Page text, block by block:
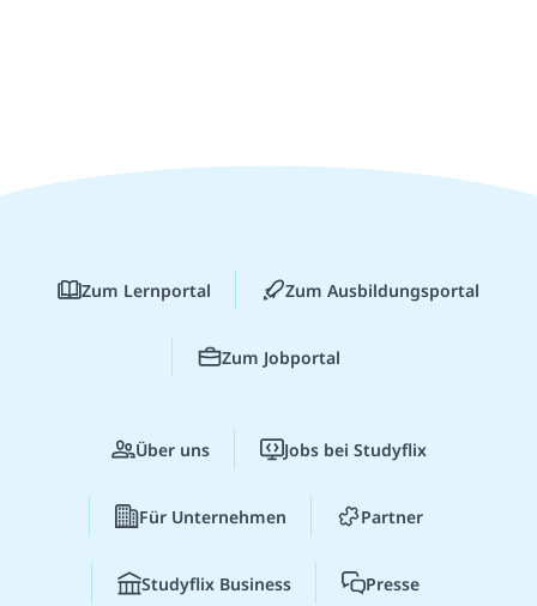
Zum Lernportal Zum Ausbildungsportal
Zum Jobportal
Über uns Jobs bei Studyflix
Für Unternehmen Partner
Studyflix Business Presse